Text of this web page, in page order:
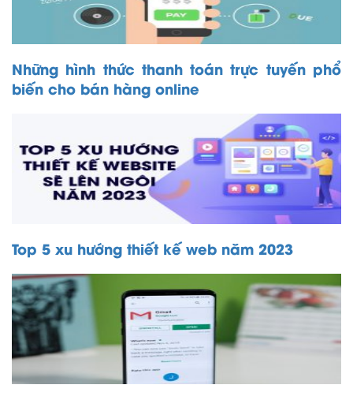
Những hình thức thanh toán trực tuyến phổ
biến cho bán hàng online
Top 5 xu hướng thiết kế web năm 2023